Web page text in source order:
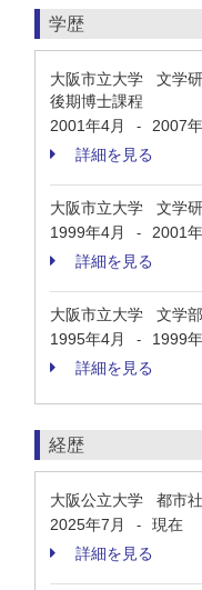
学歴
大阪市立大学 文学
後期博士課程
2001年4月
-
2007
詳細を見る
大阪市立大学 文学
1999年4月
-
2001
詳細を見る
大阪市立大学 文学
1995年4月
-
1999
詳細を見る
経歴
大阪公立大学 都市
2025年7月
-
現在
詳細を見る